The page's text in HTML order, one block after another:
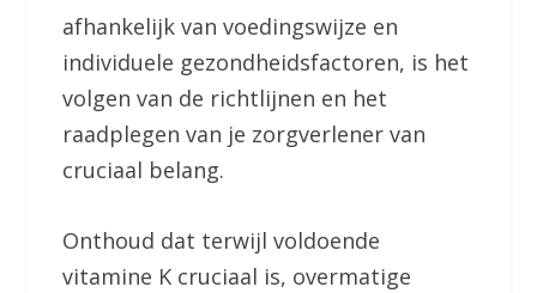
afhankelijk van voedingswijze en
individuele gezondheidsfactoren, is het
volgen van de richtlijnen en het
raadplegen van je zorgverlener van
cruciaal belang.
Onthoud dat terwijl voldoende
vitamine K cruciaal is, overmatige